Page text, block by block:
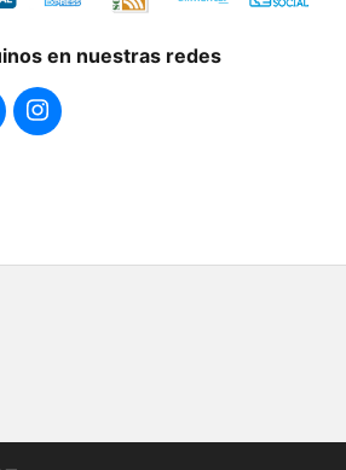
en nuestras redes